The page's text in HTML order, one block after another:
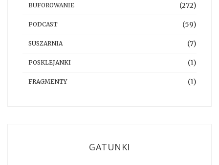
BUFOROWANIE (272)
PODCAST (59)
SUSZARNIA (7)
POSKLEJANKI (1)
FRAGMENTY (1)
GATUNKI